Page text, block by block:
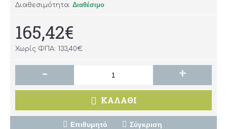
Διαθεσιμότητα: Διαθέσιμο
165,42€
Χωρίς ΦΠΑ: 133,40€
- +
ΚΑΛΆΘΙ
Επιθυμητό Σύγκριση